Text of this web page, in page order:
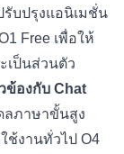
รับปรุงแอนิเมชั่น
Free เพื่อให้
เป็นส่วนตัว
ข้องกับ Chat
ลภาษาขั้นสูง
ช้งานทั่วไป O4